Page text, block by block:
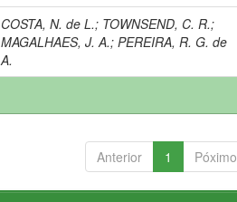
COSTA, N. de L.; TOWNSEND, C. R.;
MAGALHAES, J. A.;PEREIRA, R. G. de
A.
Anterior 1 Póximo